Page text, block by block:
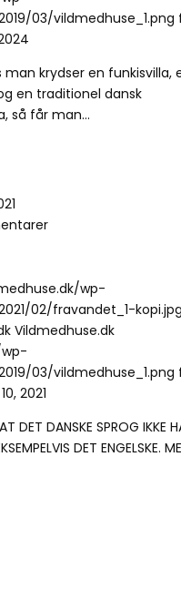
03/vildmedhuse_1.png
krydser en funkisvilla,
en traditionel dansk
så får man…
wp-
02/fravandet_1-kopi.jpg
Vildmedhuse.dk
03/vildmedhuse_1.png
2021
DET DANSKE SPROG IKKE
DET ENGELSKE.